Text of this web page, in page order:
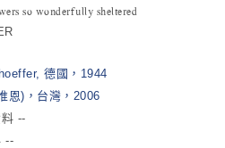
so wonderfully sheltered
德國，1944
恩)，台灣，2006
--
--